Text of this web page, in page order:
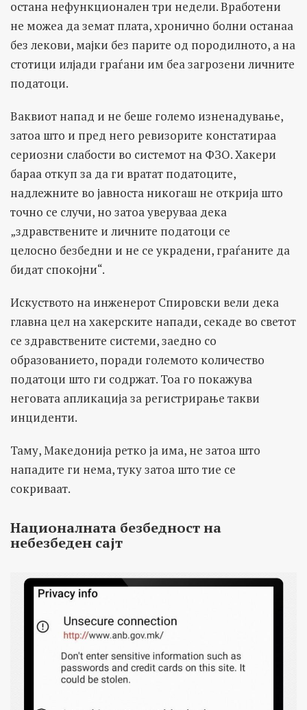
остана нефункционален три недели. Вработени
не можеа да земат плата, хронично болни останаа
без лекови, мајки без парите од породилното, а на
стотици илјади граѓани им беа загрозени личните
податоци.
Ваквиот напад и не беше големо изненадување,
затоа што и пред него ревизорите констатираа
сериозни слабости во системот на ФЗО. Хакери
бараа откуп за да ги вратат податоците,
надлежните во јавноста никогаш не открија што
точно се случи, но затоа уверуваа дека
„здравствените и личните податоци се
целосно безбедни и не се украдени, граѓаните да
бидат спокојни“.
Искуството на инженерот Спировски вели дека
главна цел на хакерските напади, секаде во светот
се здравствените системи, заедно со
образованието, поради големото количество
податоци што ги содржат. Тоа го покажува
неговата апликација за регистрирање такви
инциденти.
Таму, Македонија ретко ја има, не затоа што
нападите ги нема, туку затоа што тие се
сокриваат.
Националната безбедност на
небезбеден сајт